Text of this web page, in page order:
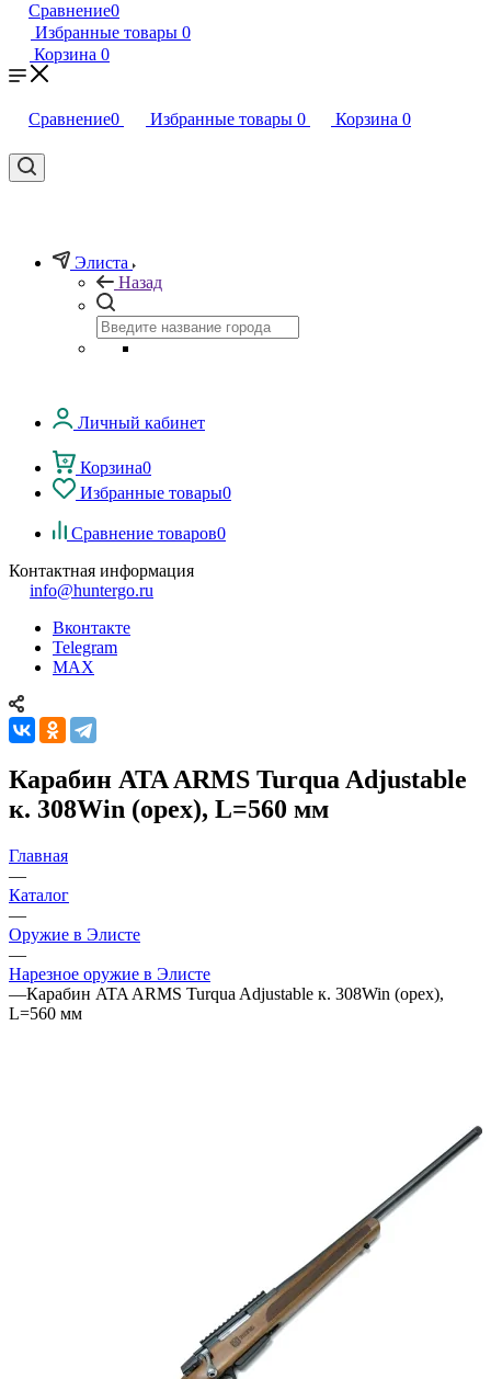
Сравнение0
Избранные товары 0
Корзина 0
Сравнение0 Избранные товары 0 Корзина 0
Элиста
Назад
Личный кабинет
Корзина0
Избранные товары0
Сравнение товаров0
Контактная информация
info@huntergo.ru
Вконтакте
Telegram
MAX
Карабин ATA ARMS Turqua Adjustable
к. 308Win (орех), L=560 мм
Главная
—
Каталог
—
Оружие в Элисте
—
Нарезное оружие в Элисте
—Карабин ATA ARMS Turqua Adjustable к. 308Win (орех),
L=560 мм